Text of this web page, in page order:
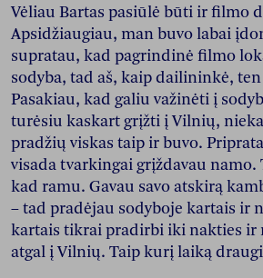
Vėliau Bartas pasiūlė būti ir filmo
Apsidžiaugiau, man buvo labai
supratau, kad pagrindinė filmo
sodyba, tad aš, kaip dailininkė,
Pasakiau, kad galiu važinėti į
turėsiu kaskart grįžti į Vilnių,
pradžių viskas taip ir buvo.
visada tvarkingai grįždavau
kad ramu. Gavau savo atskirą
– tad pradėjau sodyboje kartais ir
kartais tikrai pradirbi iki nakties ir
atgal į Vilnių. Taip kurį laiką